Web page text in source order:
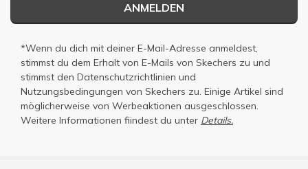
ANMELDEN
*Wenn du dich mit deiner E-Mail-Adresse anmeldest,
stimmst du dem Erhalt von E-Mails von Skechers zu und
stimmst den Datenschutzrichtlinien und
Nutzungsbedingungen von Skechers zu. Einige Artikel sind
möglicherweise von Werbeaktionen ausgeschlossen.
Weitere Informationen fiindest du unter Details.